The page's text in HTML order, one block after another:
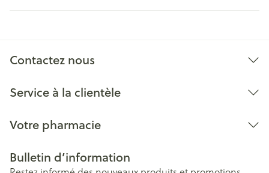
Contactez nous
Service à la clientèle
Votre pharmacie
Bulletin d’information